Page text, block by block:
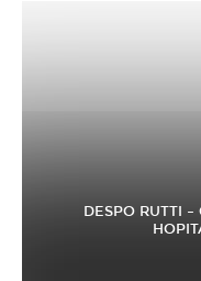
DESPO RUTTI –